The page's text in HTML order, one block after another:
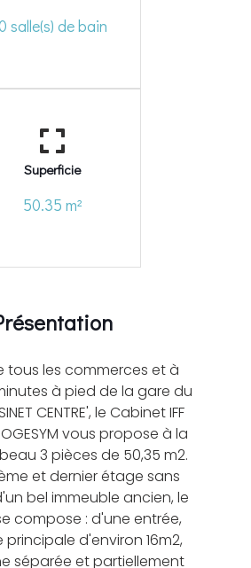
salle(s) de bain
Superficie
50.35 m²
tous les commerces et à
à pied de la gare du
CENTRE', le Cabinet IFF
vous propose à la
3 pièces de 50,35 m2.
et dernier étage sans
bel immeuble ancien, le
compose : d'une entrée,
d'environ 16m2,
séparée et partiellement